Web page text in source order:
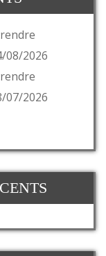
08/2026
07/2026